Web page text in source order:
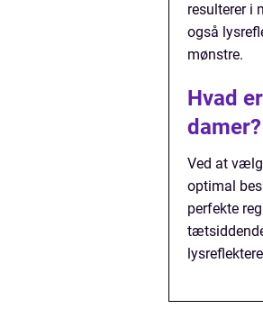
resulterer i
også
mønstre.
Hvad
damer?
Ved at
optimal
perfekte